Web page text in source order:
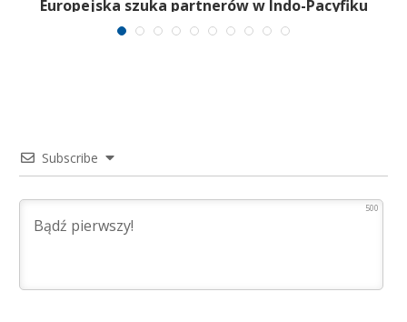
Europejska szuka partnerów w Indo-Pacyfiku
Subscribe
500